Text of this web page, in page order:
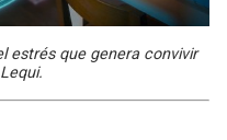
estrés que genera convivir